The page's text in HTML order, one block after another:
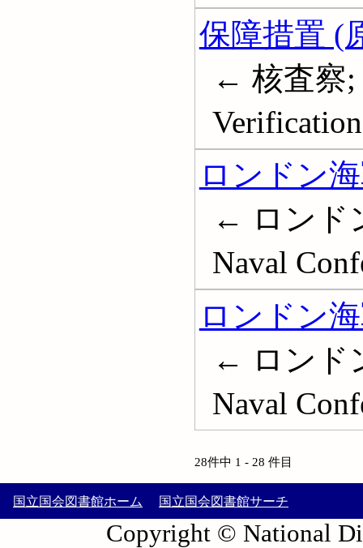
保障措置 (
← 核査察;
Verification
ロンドン
← ロンド
Naval
ロンドン
← ロンド
Naval
28件中 1 - 28 件目
国立国会図書館ホーム 国立国会図書館サーチ
Copyright © National